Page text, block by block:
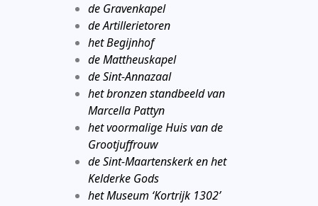
de Gravenkapel
de Artillerietoren
het Begijnhof
de Mattheuskapel
de Sint-Annazaal
het bronzen standbeeld van
Marcella Pattyn
het voormalige Huis van de
Grootjuffrouw
de Sint-Maartenskerk en het
Kelderke Gods
het Museum ‘Kortrijk 1302’